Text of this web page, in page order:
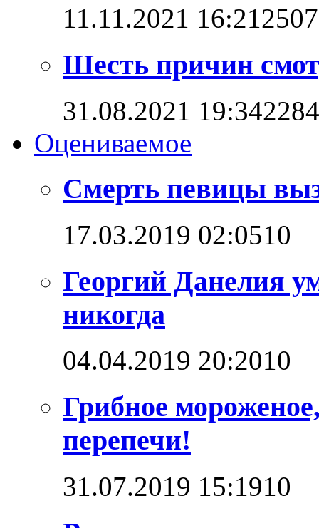
11.11.2021 16:21
Шесть причин
31.08.2021 19:34
Оцениваемое
Смерть певицы
17.03.2019 02:0510
Георгий Данелия
никогда
04.04.2019 20:2010
Грибное
перепечи!
31.07.2019 15:1910